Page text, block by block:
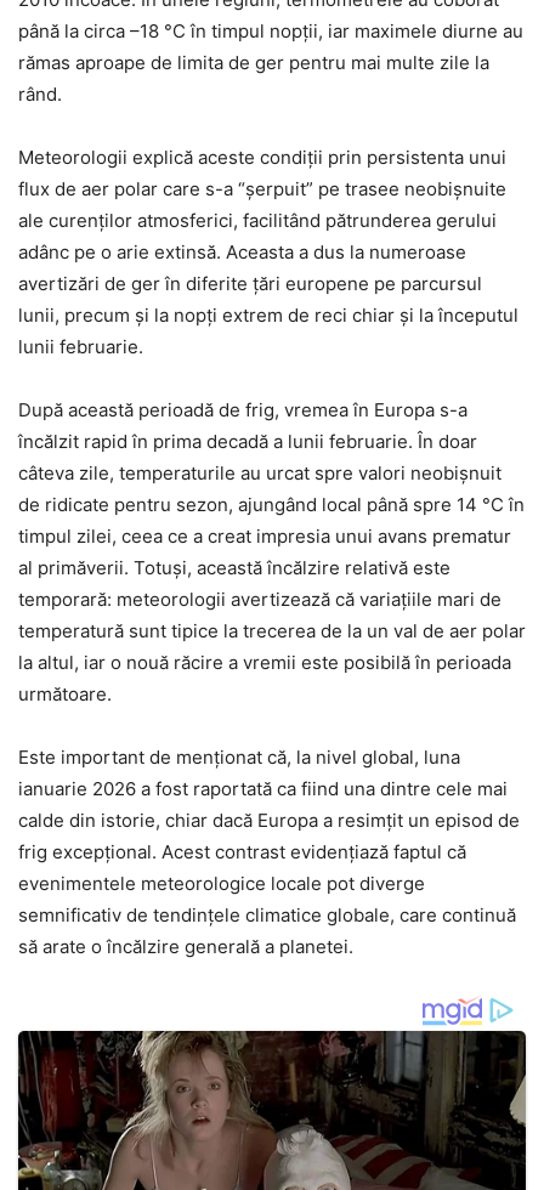
până la circa –18 °C în timpul nopții, iar maximele diurne au
rămas aproape de limita de ger pentru mai multe zile la
rând.
Meteorologii explică aceste condiții prin persistenta unui
flux de aer polar care s-a “șerpuit” pe trasee neobișnuite
ale curenților atmosferici, facilitând pătrunderea gerului
adânc pe o arie extinsă. Aceasta a dus la numeroase
avertizări de ger în diferite țări europene pe parcursul
lunii, precum și la nopți extrem de reci chiar și la începutul
lunii februarie.
După această perioadă de frig, vremea în Europa s-a
încălzit rapid în prima decadă a lunii februarie. În doar
câteva zile, temperaturile au urcat spre valori neobișnuit
de ridicate pentru sezon, ajungând local până spre 14 °C în
timpul zilei, ceea ce a creat impresia unui avans prematur
al primăverii. Totuși, această încălzire relativă este
temporară: meteorologii avertizează că variațiile mari de
temperatură sunt tipice la trecerea de la un val de aer polar
la altul, iar o nouă răcire a vremii este posibilă în perioada
următoare.
Este important de menționat că, la nivel global, luna
ianuarie 2026 a fost raportată ca fiind una dintre cele mai
calde din istorie, chiar dacă Europa a resimțit un episod de
frig excepțional. Acest contrast evidențiază faptul că
evenimentele meteorologice locale pot diverge
semnificativ de tendințele climatice globale, care continuă
să arate o încălzire generală a planetei.